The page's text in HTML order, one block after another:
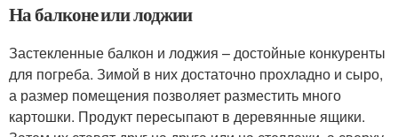
На балконе или лоджии
Застекленные балкон и лоджия – достойные конкуренты
для погреба. Зимой в них достаточно прохладно и сыро,
а размер помещения позволяет разместить много
картошки. Продукт пересыпают в деревянные ящики.